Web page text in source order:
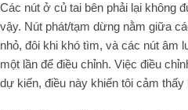
Các nút ở củ tai bên phải lại không
vậy. Nút phát/tạm dừng nằm giữa
nhỏ, đôi khi khó tìm, và các nút
một lần để điều chỉnh. Việc điều
dự kiến, điều này khiến tôi cảm thấy